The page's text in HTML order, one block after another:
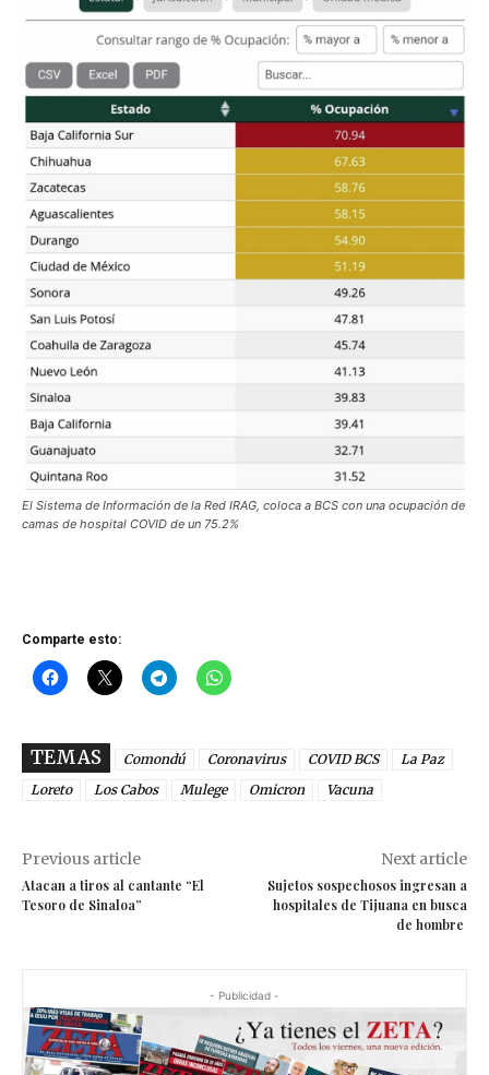
El Sistema de Información de la Red IRAG, coloca a BCS con una ocupación de
camas de hospital COVID de un 75.2%
Comparte esto:
TEMAS Comondú Coronavirus COVID BCS
La Paz
Loreto
Los Cabos Mulege Omicron Vacuna
Previous article
Atacan a tiros al cantante “El
Tesoro de Sinaloa”
Next article
Sujetos sospechosos ingresan a
hospitales de Tijuana en busca
de hombre
- Publicidad -